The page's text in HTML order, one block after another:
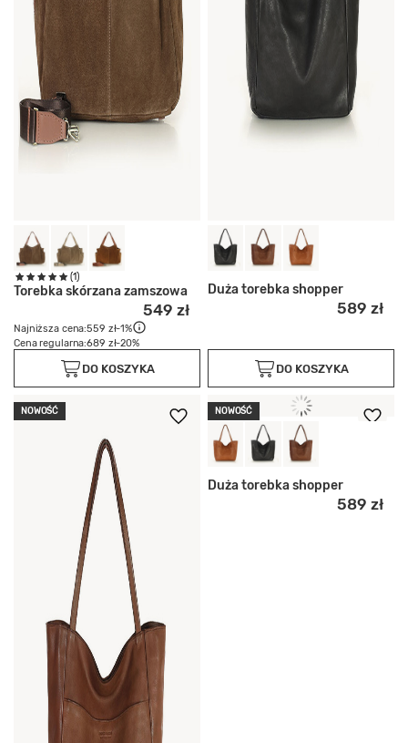
(1)
Torebka skórzana zamszowa
549 zł
Najniższa cena:559 zł-1%
Cena regularna:689 zł-20%
DO KOSZYKA
Duża torebka shopper
589 zł
DO KOSZYKA
NOWOŚĆ NOWOŚĆ
Duża torebka shopper
589 zł